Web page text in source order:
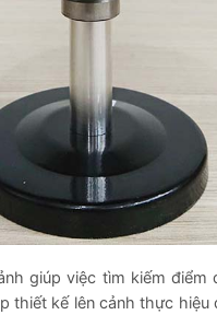
giúp việc tìm kiếm điểm
thiết kế lên cảnh thực hiệu